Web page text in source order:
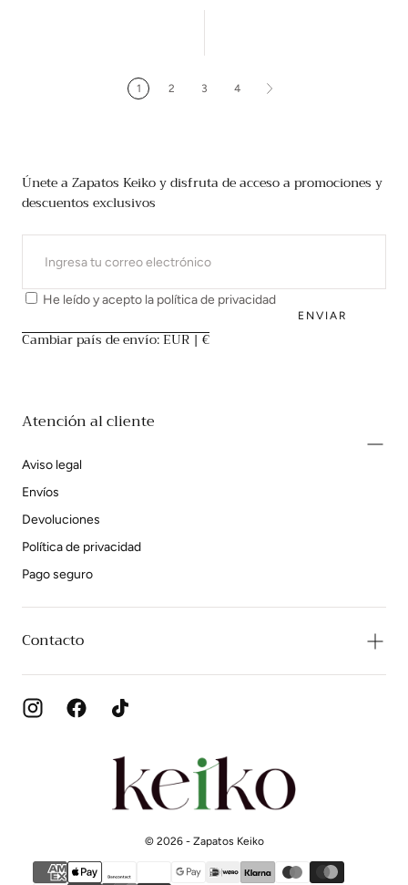
1 2 3 4
Únete a Zapatos Keiko y disfruta de acceso a promociones y
descuentos exclusivos
CORREO
He leído y acepto la política de privacidad
ENVIAR
Cambiar país de envío: EUR | €
Atención al cliente
Aviso legal
Envíos
Devoluciones
Política de privacidad
Pago seguro
Contacto
© 2026 - Zapatos Keiko
{"title"=>"Métodos
de